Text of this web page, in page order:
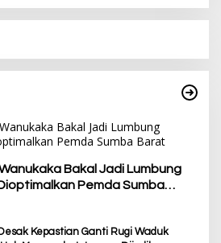
Bakal Jadi Lumbung
Pemda Sumba
Kepastian Ganti Rugi Waduk